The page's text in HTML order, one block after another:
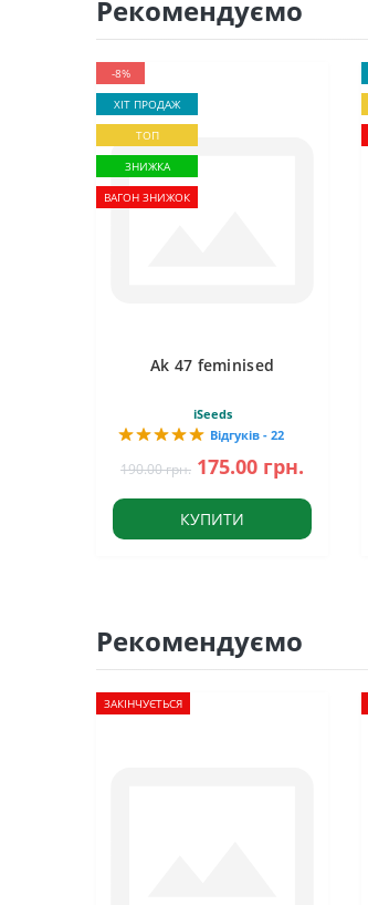
Рекомендуємо
-8%
ХІТ ПРОДАЖ
ТОП
ЗНИЖКА
ВАГОН ЗНИЖОК
Ak 47 feminised
iSeeds
Відгуків - 22
190.00 грн. 175.00 грн.
КУПИТИ
Рекомендуємо
ЗАКІНЧУЄТЬСЯ